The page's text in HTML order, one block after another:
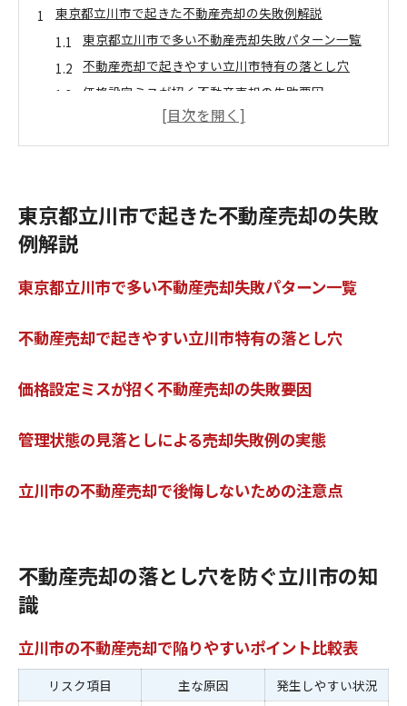
東京都立川市で起きた不動産売却の失敗例解説
東京都立川市で多い不動産売却失敗パターン一覧
不動産売却で起きやすい立川市特有の落とし穴
価格設定ミスが招く不動産売却の失敗要因
管理状態の見落としによる売却失敗例の実態
立川市の不動産売却で後悔しないための注意点
地域事情を知らずに起こる売却トラブルの特徴
購入時の情報不足が売却失敗に繋がる理由
立川市の不動産売却で避けたい契約上の注意点
不動産売却で損しないために知るべき立川市の失敗パ
ターン
不動産売却で損をする典型的な失敗例まとめ
立川市でよくある売却失敗の共通点
査定額の過信が招く不動産売却の落とし穴
不動産売却で避けたい税金面の失敗
立川市で売却が長期化する要因とは
不動産売却が滞る場合の対応策を検討
売却失敗から学ぶ戦略的な再アプローチ法
立川市での不動産売却に役立つ具体的な失敗談を紹介
失敗談に学ぶ不動産売却の注意点実例表
東京都立川市で起きた不動産売却の失敗
例解説
東京都立川市で多い不動産売却失敗パターン一覧
不動産売却で起きやすい立川市特有の落とし穴
価格設定ミスが招く不動産売却の失敗要因
管理状態の見落としによる売却失敗例の実態
立川市の不動産売却で後悔しないための注意点
不動産売却の落とし穴を防ぐ立川市の知
識
立川市の不動産売却で陥りやすいポイント比較表
リスク項目 主な原因 発生しやすい状況